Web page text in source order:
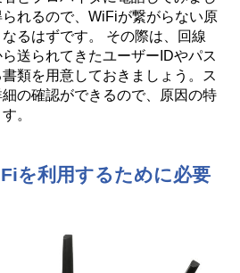
れるので、WiFiが繋がらない原
るはずです。 その際は、回線
送られてきたユーザーIDやパス
類を用意しておきましょう。ス
の確認ができるので、原因の特
。
を利用するために必要